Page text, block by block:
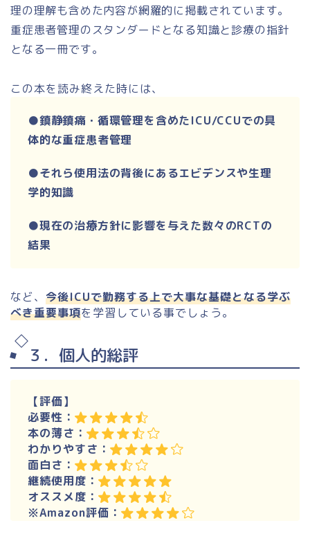
理の理解も含めた内容が網羅的に掲載されています。
重症患者管理のスタンダードとなる知識と診療の指針
となる一冊です。
この本を読み終えた時には、
●鎮静鎮痛・循環管理を含めたICU/CCUでの具
体的な重症患者管理
●それら使用法の背後にあるエビデンスや生理
学的知識
●現在の治療方針に影響を与えた数々のRCTの
結果
など、 今後ICUで勤務する上で大事な基礎となる学ぶ
べき重要事項を学習している事でしょう。
３．個人的総評
【評価】
必要性：
本の薄さ：
わかりやすさ：
面白さ：
継続使用度：
オススメ度：
※Amazon評価：